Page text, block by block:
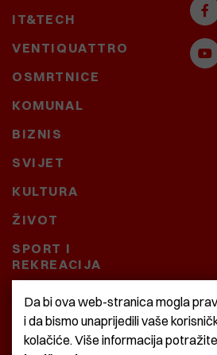
IT&TECH
VENTIQUATTRO
OSMRTNICE
KOMUNAL
BIZNIS
SVIJET
KULTURA
ŽIVOT
SPORT I
REKREACIJA
CRNA KRONIKA
BAŠTARDINI I PRAVI
KRASNA ZEMLJA
Da bi ova web-stranica mogla
i da bismo unaprijedili vaše
kolačiće. Više informacija